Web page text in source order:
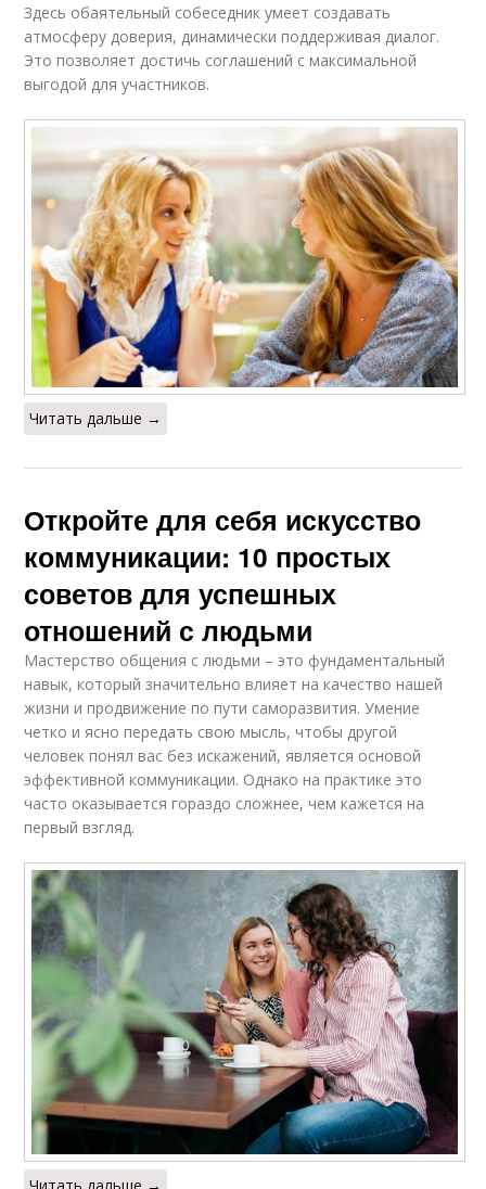
Здесь обаятельный собеседник умеет создавать
атмосферу доверия, динамически поддерживая диалог.
Это позволяет достичь соглашений с максимальной
выгодой для участников.
Читать дальше →
Откройте для себя искусство
коммуникации: 10 простых
советов для успешных
отношений с людьми
Мастерство общения с людьми – это фундаментальный
навык, который значительно влияет на качество нашей
жизни и продвижение по пути саморазвития. Умение
четко и ясно передать свою мысль, чтобы другой
человек понял вас без искажений, является основой
эффективной коммуникации. Однако на практике это
часто оказывается гораздо сложнее, чем кажется на
первый взгляд.
Читать дальше →